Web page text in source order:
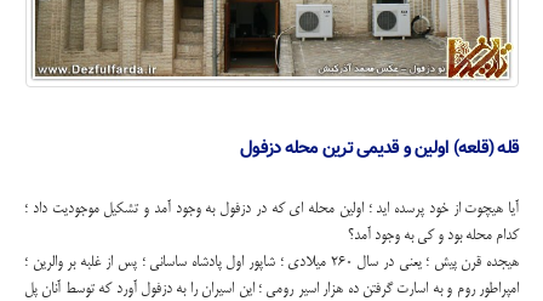
قله (قلعه) اولین و قدیمی ترین محله دزفول
آیا هیچوت از خود پرسده اید ؛ اولین محله ای که در دزفول به وجود آمد و تشکیل موجودیت داد ؛
کدام محله بود و کی به وجود آمد؟
هیجده قرن پیش ؛ یعنی در سال 260 میلادی ؛ شاپور اول پادشاه ساسانی ؛ پس از غلبه بر والرین ؛
امپراطور روم و به اسارت گرفتن ده هزار اسیر رومی ؛ این اسیران را به دزفول آورد که توسط آنان پل